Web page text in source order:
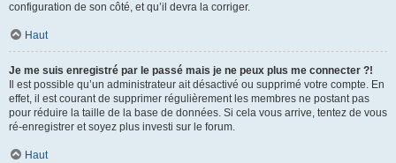
configuration de son côté, et qu’il devra la corriger.
Haut
Je me suis enregistré par le passé mais je ne peux plus me connecter ?!
Il est possible qu’un administrateur ait désactivé ou supprimé votre compte. En
effet, il est courant de supprimer régulièrement les membres ne postant pas
pour réduire la taille de la base de données. Si cela vous arrive, tentez de vous
ré-enregistrer et soyez plus investi sur le forum.
Haut